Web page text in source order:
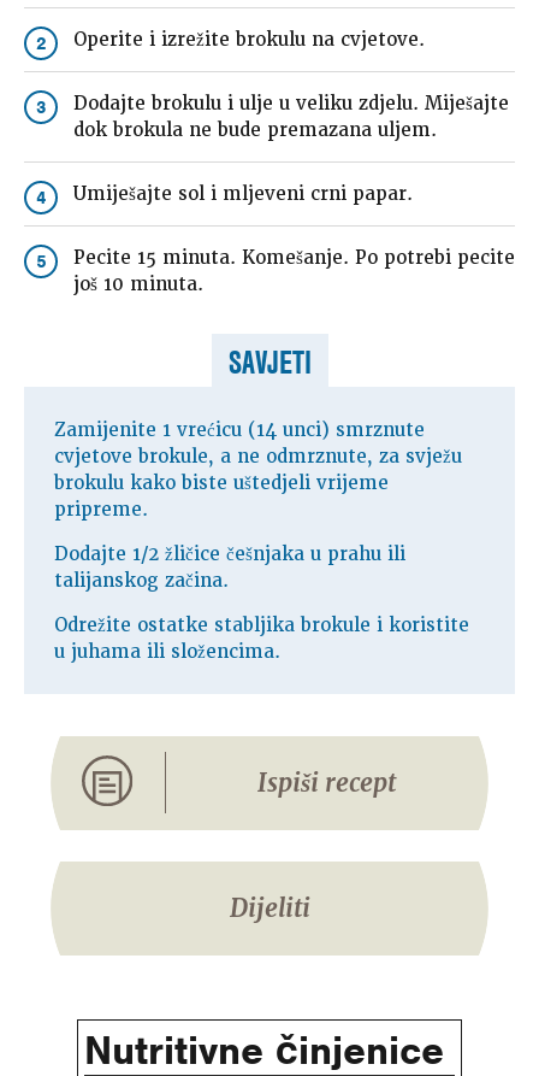
2 Operite i izrežite brokulu na cvjetove.
3
Dodajte brokulu i ulje u veliku zdjelu. Miješajte
dok brokula ne bude premazana uljem.
4 Umiješajte sol i mljeveni crni papar.
5
Pecite 15 minuta. Komešanje. Po potrebi pecite
još 10 minuta.
SAVJETI
Zamijenite 1 vrećicu (14 unci) smrznute
cvjetove brokule, a ne odmrznute, za svježu
brokulu kako biste uštedjeli vrijeme
pripreme.
Dodajte 1/2 žličice češnjaka u prahu ili
talijanskog začina.
Odrežite ostatke stabljika brokule i koristite
u juhama ili složencima.
Ispiši recept
Dijeliti
Nutritivne činjenice